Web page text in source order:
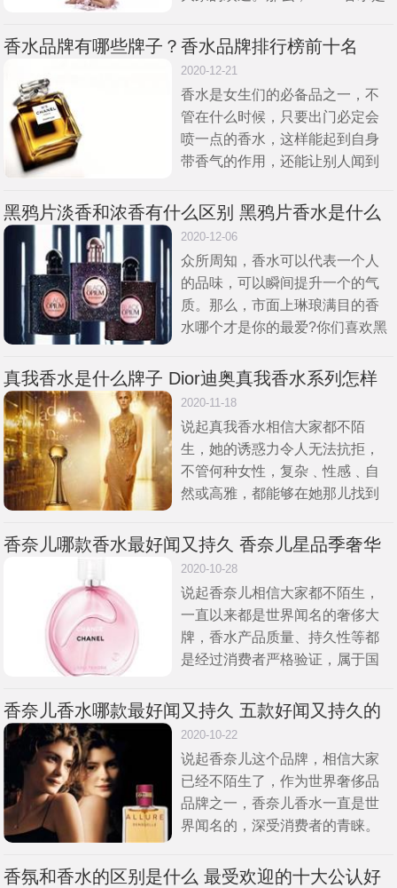
chloe香水哪款比较好闻?Chloe质
香水品牌有哪些牌子？香水品牌排行榜前十名
2020-12-21
香水是女生们的必备品之一，不
管在什么时候，只要出门必定会
喷一点的香水，这样能起到自身
带香气的作用，还能让别人闻到
品牌有太多太多了，很多人不知
黑鸦片淡香和浓香有什么区别 黑鸦片香水是什么
牌子好闻吗
2020-12-06
众所周知，香水可以代表一个人
的品味，可以瞬间提升一个的气
质。那么，市面上琳琅满目的香
水哪个才是你的最爱?你们喜欢黑
子呢?黑鸦片香水有几种?黑鸦片
真我香水是什么牌子 Dior迪奥真我香水系列怎样
好用吗
2020-11-18
说起真我香水相信大家都不陌
生，她的诱惑力令人无法抗拒，
不管何种女性，复杂﹑性感﹑自
然或高雅，都能够在她那儿找到
子?Dior迪奥真我香水系列怎样好
香奈儿哪款香水最好闻又持久 香奈儿星品季奢华
2020-10-28
说起香奈儿相信大家都不陌生，
一直以来都是世界闻名的奢侈大
牌，香水产品质量、持久性等都
是经过消费者严格验证，属于国
哪款香水最好闻又持久?香奈儿星
香奈儿香水哪款最好闻又持久 五款好闻又持久的
香奈儿香水推荐
2020-10-22
说起香奈儿这个品牌，相信大家
已经不陌生了，作为世界奢侈品
品牌之一，香奈儿香水一直是世
界闻名的，深受消费者的青睐。
持久?五款好闻又持久的香奈儿香
香氛和香水的区别是什么 最受欢迎的十大公认好